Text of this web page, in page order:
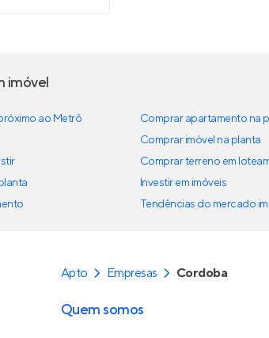
imóvel
ao Metrô
Comprar apartamento na
Comprar imóvel na planta
Comprar terreno em
Investir em imóveis
Tendências do mercado
Apto Empresas Cordoba
Quem somos